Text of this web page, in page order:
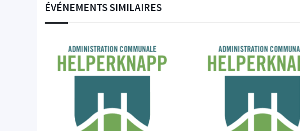
ÉVÉNEMENTS SIMILAIRES